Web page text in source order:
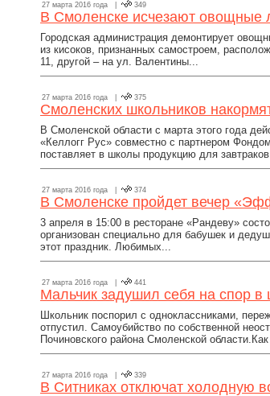
27 марта 2016 года | 349
В Смоленске исчезают овощные
Городская администрация демонтирует
из кисоков, признанных самостроем,
11, другой – на ул. Валентины...
27 марта 2016 года | 375
Смоленских школьников
В Смоленской области с марта этого года
«Келлогг Рус» совместно с партнером
поставляет в школы продукцию для
27 марта 2016 года | 374
В Смоленске пройдет вечер
3 апреля в 15:00 в ресторане «Рандеву»
организован специально для бабушек и
этот праздник. Любимых...
27 марта 2016 года | 441
Мальчик задушил себя на спор
Школьник поспорил с одноклассниками,
отпустил. Самоубийство по собственной
Починовского района Смоленской
27 марта 2016 года | 339
В Ситниках отключат холодную